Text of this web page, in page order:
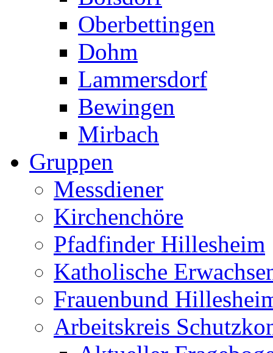
Oberbettingen
Dohm
Lammersdorf
Bewingen
Mirbach
Gruppen
Messdiener
Kirchenchöre
Pfadfinder Hillesheim
Katholische
Frauenbund
Arbeitskreis